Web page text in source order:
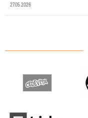
27.05.2026